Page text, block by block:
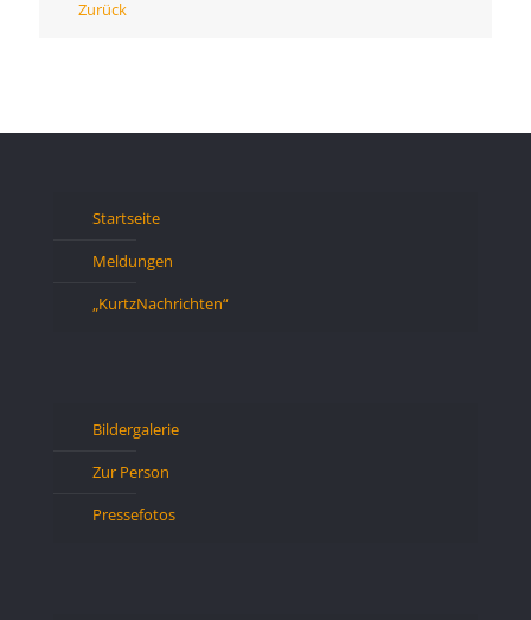
Zurück
Startseite
Meldungen
„KurtzNachrichten“
Bildergalerie
Zur Person
Pressefotos